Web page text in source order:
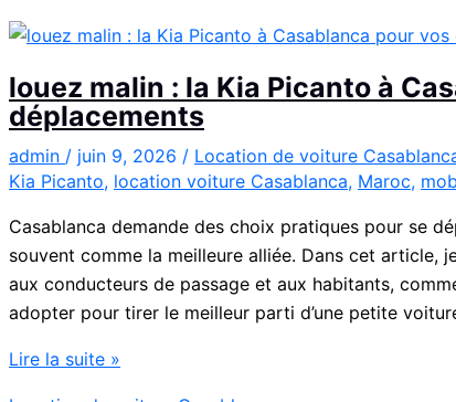
C3
Casablanca
louez malin : la Kia Picanto à
déplacements
admin / juin 9, 2026 / Location de voiture
Kia Picanto, location voiture Casablanca, Maroc,
Casablanca demande des choix pratiques pour se
souvent comme la meilleure alliée. Dans cet article,
aux conducteurs de passage et aux habitants,
adopter pour tirer le meilleur parti d’une petite
louez
Lire la suite »